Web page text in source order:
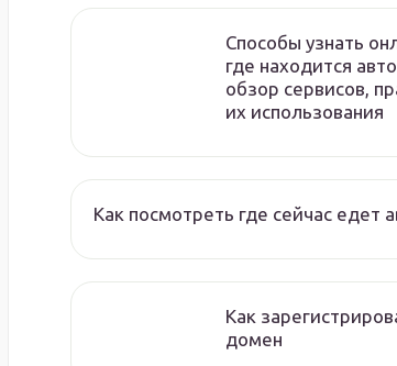
Способы узнать
где находится
обзор сервисов,
их использования
Как посмотреть где сейчас едет
Как
домен